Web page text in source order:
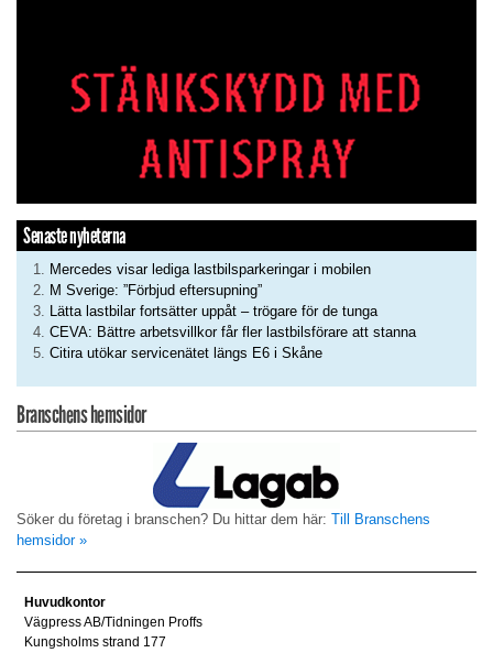
Senaste nyheterna
Mercedes visar lediga lastbilsparkeringar i mobilen
M Sverige: ”Förbjud eftersupning”
Lätta lastbilar fortsätter uppåt – trögare för de tunga
CEVA: Bättre arbetsvillkor får fler lastbilsförare att stanna
Citira utökar servicenätet längs E6 i Skåne
Branschens hemsidor
Söker du företag i branschen? Du hittar dem här: Till Branschens
hemsidor »
Huvudkontor
Vägpress AB/Tidningen Proffs
Kungsholms strand 177